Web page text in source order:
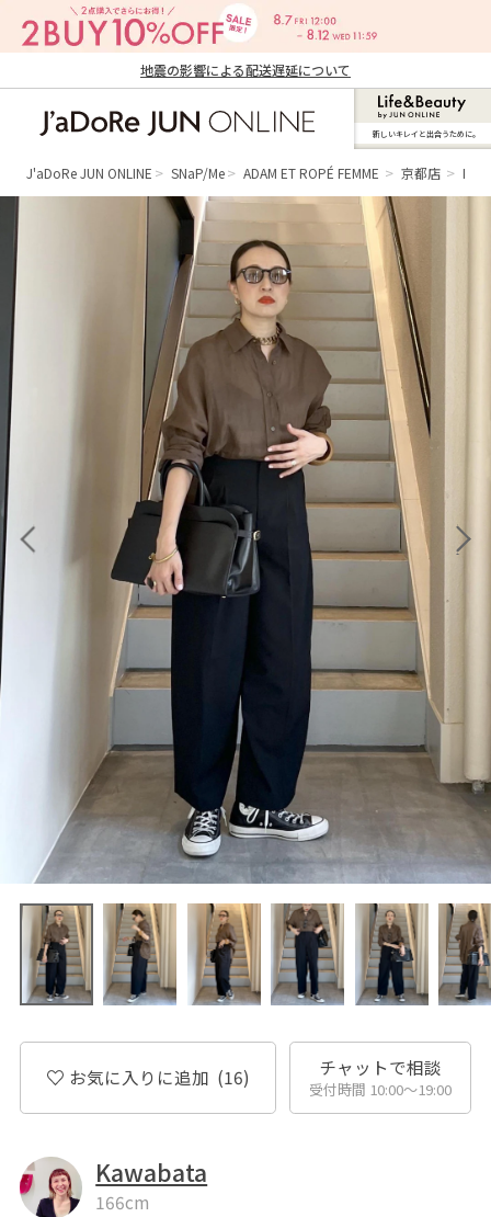
地震の影響による配送遅延について
ン オンライン）
新しいキレイと出合うために。
J'aDoRe JUN ONLINE SNaP/Me ADAM ET ROPÉ FEMME 京都店
お気に入りに追加 (16) チャットで相談
受付時間 10:00〜19:00
Kawabata
166cm